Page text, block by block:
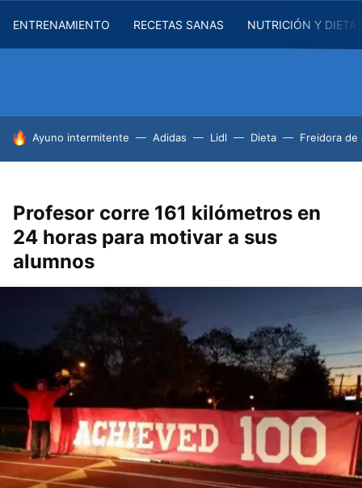
ENTRENAMIENTO RECETAS SANAS NUTRICIÓN Y
HOY SE HABLA DE
Ayuno intermitente Adidas Lidl Dieta Freidora de
Profesor corre 161 kilómetros en
24 horas para motivar a sus
alumnos